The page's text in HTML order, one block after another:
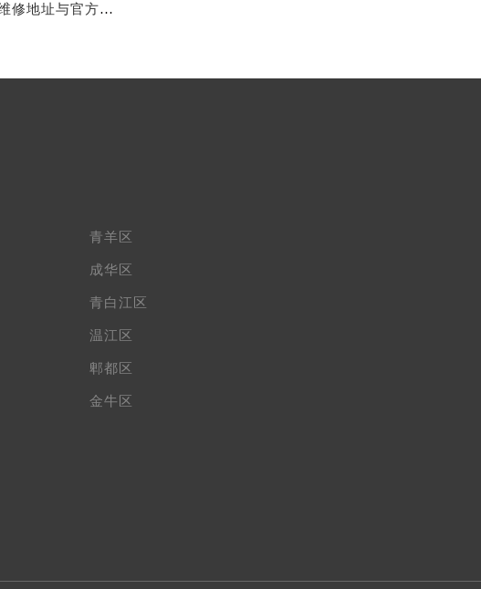
亲身到店探访成都万国官方售后服务中心｜维修地址与官方客服热线（2026年7月最新）
青羊区
成华区
青白江区
温江区
郫都区
金牛区